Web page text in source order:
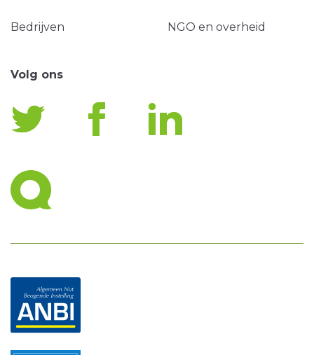
Bedrijven NGO en overheid
Volg ons